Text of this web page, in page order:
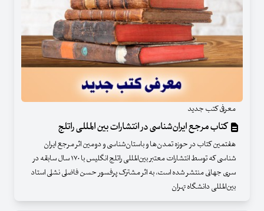
معرفی کتب جدید
کتاب مرجع ایران‌شناسی در انتشارات بین المللی راتلج
هفتمین کتاب در حوزه تمدن‌ها و باستان‌شناسی و دومین اثر مرجع ایران
شناسی که توسط انتشارات معتبر بین‌المللی راتلج انگلیس با ۱۷۰ سال سابقه در
سری جهانی منتشر شده است، به اثر مشترک پرفسور حسن فاضلی نشلی استاد
بین‌المللی دانشگاه تهران